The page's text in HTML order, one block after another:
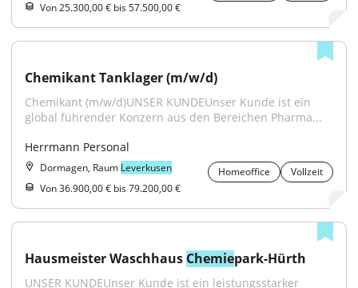
Von 25.300,00 € bis 57.500,00 €
Chemikant Tanklager (m/w/d)
Chemikant (m/w/d)UNSER KUNDEUnser Kunde ist ein
global führender Konzern aus den Bereichen Pharma...
Herrmann Personal
Dormagen, Raum Leverkusen Homeoffice
Vollzeit
Von 36.900,00 € bis 79.200,00 €
Hausmeister Waschhaus Chemiepark-Hürth
UNSER KUNDEUnser Kunde ist ein leistungsstarker